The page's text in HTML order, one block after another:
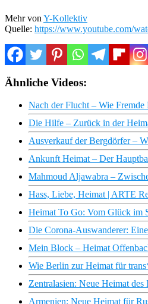
Mehr von Y-Kollektiv
Quelle: https://www.youtube.com/
Ähnliche Videos:
Nach der Flucht – Wie
Die Hilfe – Zurück in der
Ausverkauf der Bergdörfer –
Ankunft Heimat – Der
Mahmoud Aljawabra –
Hass, Liebe, Heimat | ARTE
Heimat To Go: Vom Glück im
Die Corona-Auswanderer:
Mein Block – Heimat
Wie Berlin zur Heimat für
Zentralasien: Neue Heimat
Armenien: Neue Heimat für